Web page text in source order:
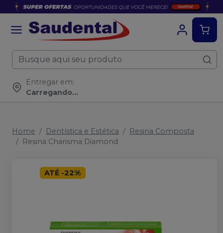
Entregar em:
Carregando...
Home Dentística e Estética
Resina Composta
Resina Charisma Diamond
ATÉ -22%